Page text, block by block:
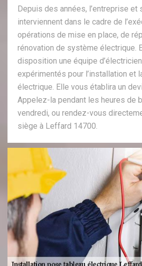
Depuis des années, l’entreprise et
interviennent dans le cadre de
opérations de mise en place, de
rénovation de système électrique.
disposition une équipe
expérimentés pour l’installation et
électrique. Elle vous établira un
Appelez-la pendant les heures de
vendredi, ou rendez-vous
siège à Leffard 14700.